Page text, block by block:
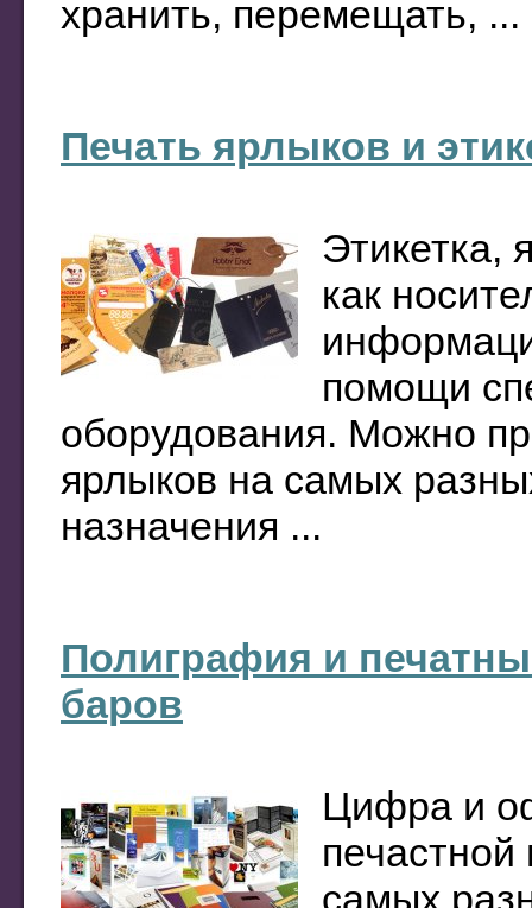
хранить, перемещать, ...
Печать ярлыков и
Этикетка,
как
помощи
оборудования. Можно
ярлыков на самых
назначения ...
Полиграфия и
баров
Цифра и
печастной
самых